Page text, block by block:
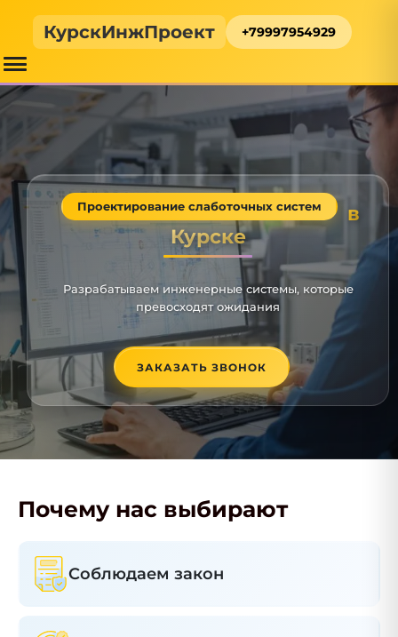
КурскИнжПроект +79997954929
Проектирование слаботочных систем
в
Курске
Разрабатываем инженерные системы, которые
превосходят ожидания
ЗАКАЗАТЬ ЗВОНОК
Почему нас выбирают
Соблюдаем закон